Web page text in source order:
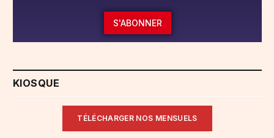
S'ABONNER
KIOSQUE
TÉLÉCHARGER NOS MENSUELS